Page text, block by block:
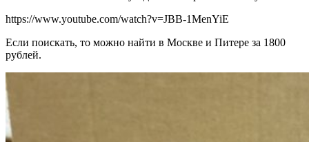
https://www.youtube.com/watch?v=JBB-1MenYiE
Если поискать, то можно найти в Москве и Питере за 1800
рублей.